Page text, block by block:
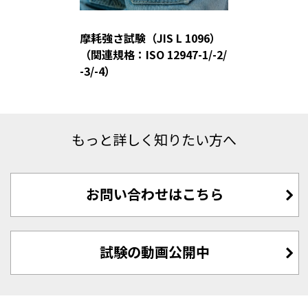
摩耗強さ試験（JIS L 1096）
（関連規格：ISO 12947-1/-2/
-3/-4）
もっと詳しく知りたい方へ
お問い合わせはこちら
試験の動画公開中